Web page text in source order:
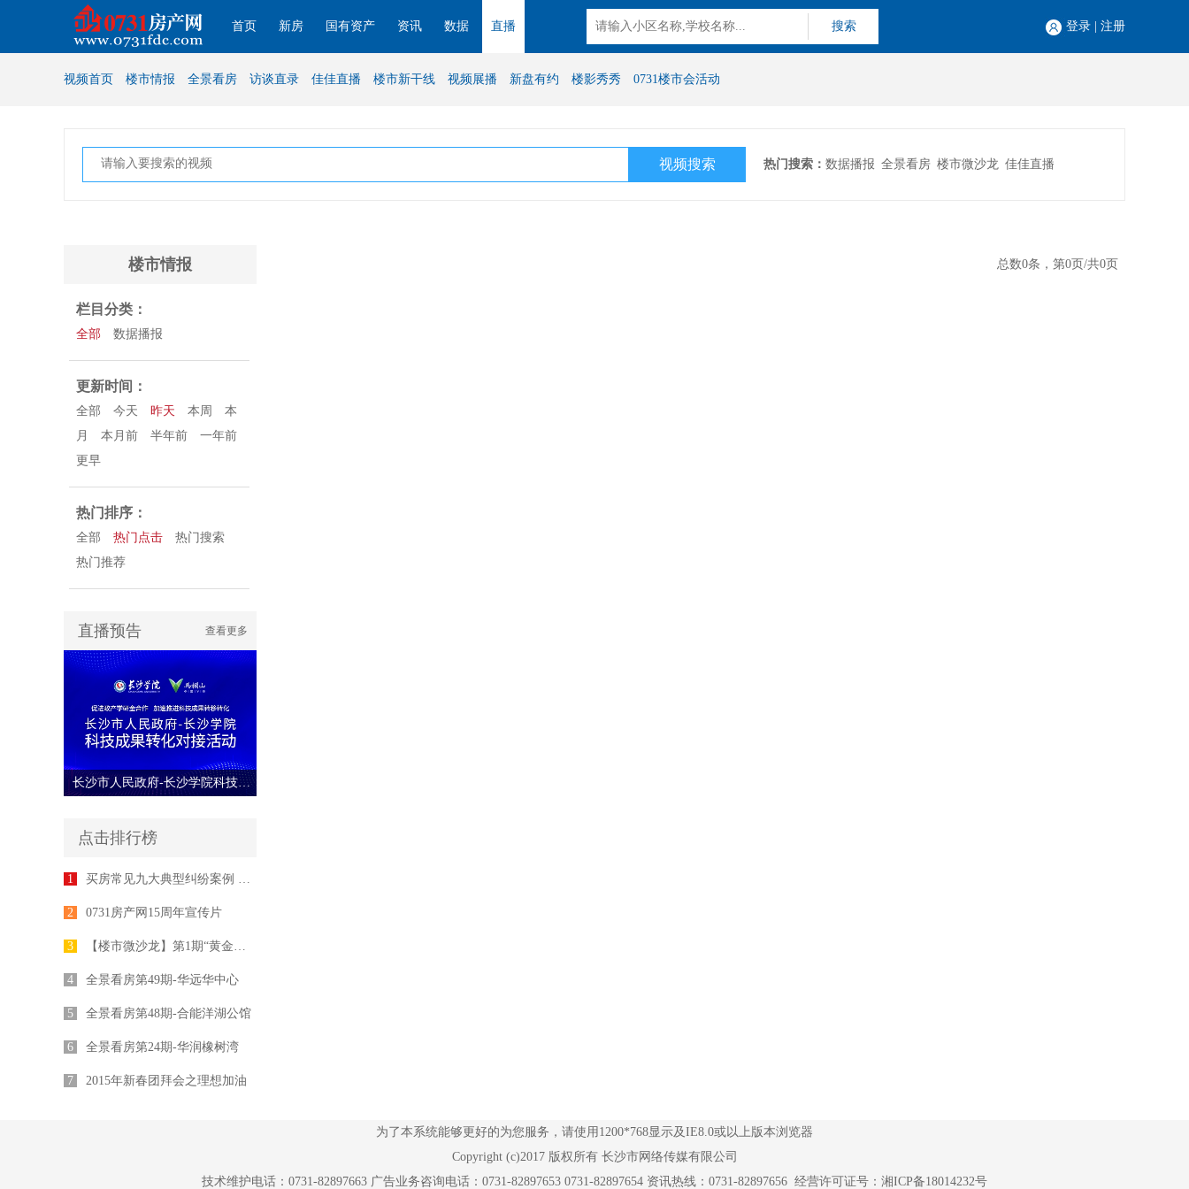
首页 新房 国有资产 资讯 数据 直播 搜索 登录 注册
视频首页 楼市情报 全景看房 访谈直录 佳佳直播 楼市新干线 视频展播 新盘有约 楼影秀秀 0731楼市会活动
热门搜索： 数据播报 全景看房 楼市微沙龙 佳佳直播
楼市情报
栏目分类：
全部 数据播报
更新时间：
全部 今天 昨天 本周
本
月
本月前 半年前
一年前
更早
热门排序：
全部 热门点击
热门搜索
热门推荐
查看更多
直播预告
长沙市人民政府-长沙学院科技成果转化对接活动
点击排行榜
1 买房常见九大典型纠纷案例 律师为您支招
2 0731房产网15周年宣传片
3 【楼市微沙龙】第1期“黄金十年”专家座谈会举行
4 全景看房第49期-华远华中心
5 全景看房第48期-合能洋湖公馆
6 全景看房第24期-华润橡树湾
7 2015年新春团拜会之理想加油
总数0条，第0页/共0页
为了本系统能够更好的为您服务，请使用1200*768显示及IE8.0或以上版本浏览器
Copyright (c)2017 版权所有 长沙市网络传媒有限公司
技术维护电话：0731-82897663 广告业务咨询电话：0731-82897653 0731-82897654 资讯热线：0731-82897656 经营许可证号： 湘ICP备18014232号